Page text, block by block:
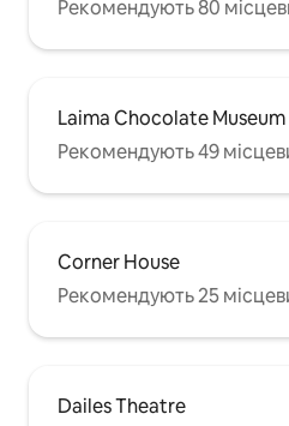
Рекомендують 80
Laima Chocolate Museum
Рекомендують 49
Corner House
Рекомендують 25
Dailes Theatre